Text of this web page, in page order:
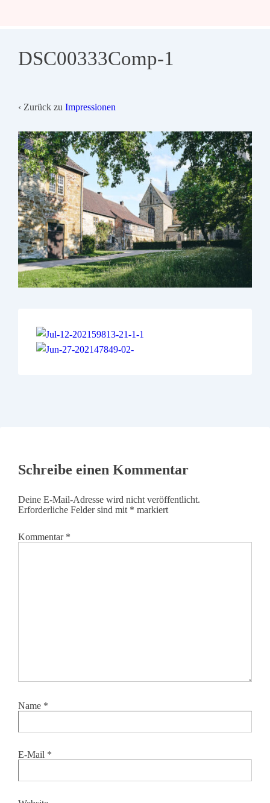
DSC00333Comp-1
‹ Zurück zu Impressionen
Schreibe einen Kommentar
Deine E-Mail-Adresse wird nicht veröffentlicht.
Erforderliche Felder sind mit * markiert
Kommentar *
Name *
E-Mail *